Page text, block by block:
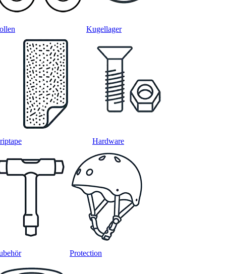
Kugellager
Hardware
Protection